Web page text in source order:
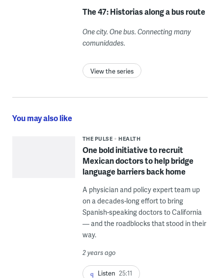
The 47: Historias along a bus route
One city. One bus. Connecting many
comunidades.
View the series
You may also like
THE PULSE HEALTH
One bold initiative to recruit
Mexican doctors to help bridge
language barriers back home
A physician and policy expert team up
on a decades-long effort to bring
Spanish-speaking doctors to California
— and the roadblocks that stood in their
way.
2 years ago
Listen 25:11